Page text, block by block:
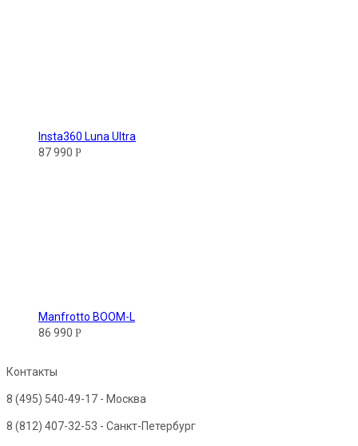
Insta360 Luna Ultra
87 990 Р
Manfrotto BOOM-L
86 990 Р
Контакты
8 (495) 540-49-17 - Москва
8 (812) 407-32-53 - Санкт-Петербург